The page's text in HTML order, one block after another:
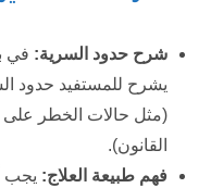
شرح حدود السرية: في
يشرح للمستفيد حدود
(مثل حالات الخطر على
القانون).
فهم طبيعة العلاج: يجب